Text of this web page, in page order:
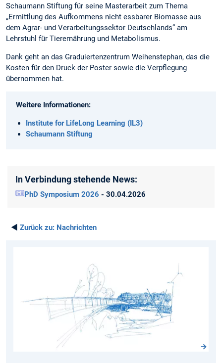
Schaumann Stiftung für seine Masterarbeit zum Thema
„Ermittlung des Aufkommens nicht essbarer Biomasse aus
dem Agrar- und Verarbeitungssektor Deutschlands“ am
Lehrstuhl für Tierernährung und Metabolismus.
Dank geht an das Graduiertenzentrum Weihenstephan, das die
Kosten für den Druck der Poster sowie die Verpflegung
übernommen hat.
Weitere Informationen:
Institute for LifeLong Learning (IL3)
Schaumann Stiftung
In Verbindung stehende News:
PhD Symposium 2026 - 30.04.2026
◄ Zurück zu: Nachrichten